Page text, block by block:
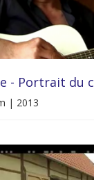
- Portrait du
| 2013